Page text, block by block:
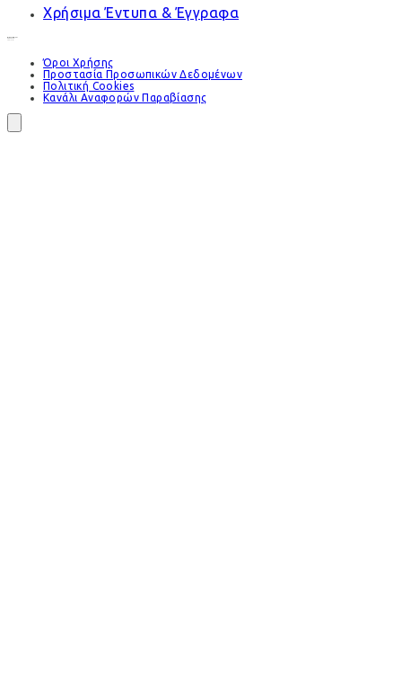
Χρήσιμα Έντυπα & Έγγραφα
Όροι Χρήσης
Προστασία Προσωπικών Δεδομένων
Πολιτική Cookies
Κανάλι Αναφορών Παραβίασης